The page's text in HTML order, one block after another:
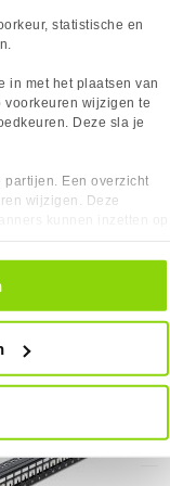
statistische en
in met het plaatsen van
voorkeuren wijzigen te
Deze sla je
partijen. Een overzicht
wijzigen. Deze
altijd intrekken, dit doe je
‘Cookievoorkeuren’
219,-
19" Keystone
24 poorten zwart